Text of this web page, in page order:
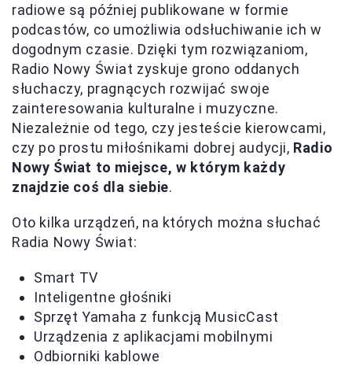
radiowe są później publikowane w formie
podcastów, co umożliwia odsłuchiwanie ich w
dogodnym czasie. Dzięki tym rozwiązaniom,
Radio Nowy Świat zyskuje grono oddanych
słuchaczy, pragnących rozwijać swoje
zainteresowania kulturalne i muzyczne.
Niezależnie od tego, czy jesteście kierowcami,
czy po prostu miłośnikami dobrej audycji, Radio
Nowy Świat to miejsce, w którym każdy
znajdzie coś dla siebie.
Oto kilka urządzeń, na których można słuchać
Radia Nowy Świat:
Smart TV
Inteligentne głośniki
Sprzęt Yamaha z funkcją MusicCast
Urządzenia z aplikacjami mobilnymi
Odbiorniki kablowe